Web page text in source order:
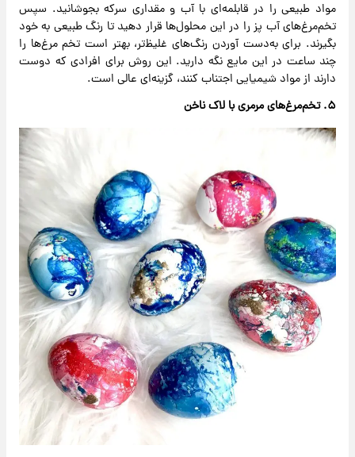
مواد طبیعی را در قابلمه‌ای با آب و مقداری سرکه بجوشانید. سپس
تخم‌مرغ‌های آب ‌پز را در این محلول‌ها قرار دهید تا رنگ طبیعی به خود
بگیرند. برای به‌دست آوردن رنگ‌های غلیظ‌تر، بهتر است تخم ‌مرغ‌ها را
چند ساعت در این مایع نگه دارید. این روش برای افرادی که دوست
دارند از مواد شیمیایی اجتناب کنند، گزینه‌ای عالی است.
۵. تخم‌مرغ‌های مرمری با لاک ناخن